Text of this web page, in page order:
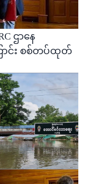
ဌာနေ
င်း စစ်တပ်ထုတ်